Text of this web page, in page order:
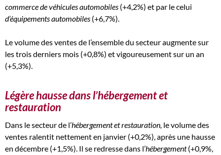
commerce de véhicules automobiles (+4,2%) et par le celui
d’équipements automobiles (+6,7%).
Le volume des ventes de l’ensemble du secteur augmente sur
les trois derniers mois (+0,8%) et vigoureusement sur un an
(+5,3%).
Légère hausse dans l’hébergement et
restauration
Dans le secteur de l’hébergement et restauration, le volume des
ventes ralentit nettement en janvier (+0,2%), après une hausse
en décembre (+1,5%). Il se redresse dans l’hébergement(+0,9%,